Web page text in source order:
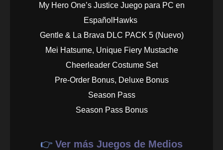
My Hero One’s Justice Juego para PC en
EspañolHawks
Gentle & La Brava DLC PACK 5 (Nuevo)
Mei Hatsume, Unique Fiery Mustache
Cheerleader Costume Set
Pre-Order Bonus, Deluxe Bonus
Season Pass
Season Pass Bonus
👉 Ver más Juegos de Medios